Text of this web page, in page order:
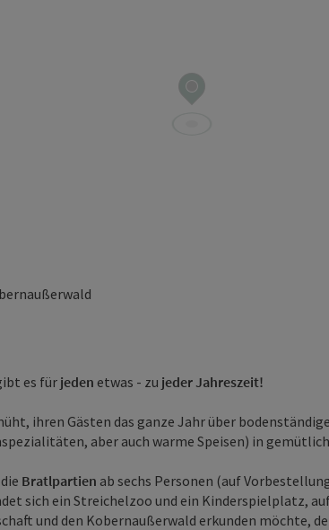
es für jeden etwas - zu jeder Jahreszeit!
ihren Gästen das ganze Jahr über
aber auch warme Speisen) in
Bratlpartien ab sechs Personen (auf
sich ein Streichelzoo und ein Kinderspielplatz,
und den Kobernaußerwald erkunden möchte,